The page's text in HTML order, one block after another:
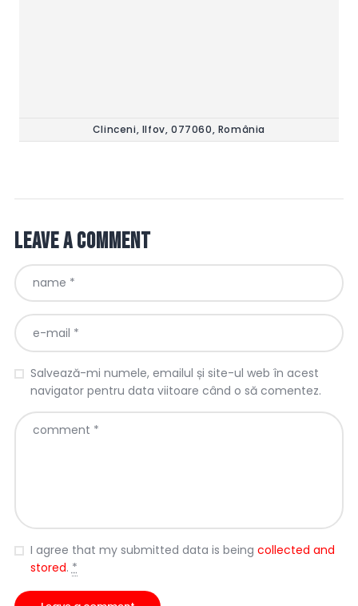
Clinceni, Ilfov, 077060, România
Leave a comment
Salvează-mi numele, emailul și site-ul web în acest
navigator pentru data viitoare când o să comentez.
I agree that my submitted data is being collected and
stored.*